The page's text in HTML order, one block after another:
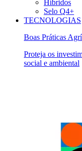
Híbridos
Selo Q4+
TECNOLOGIAS
Boas Práticas
Proteja os
social e ambiental